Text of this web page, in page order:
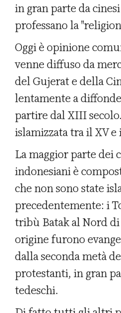
in gran parte da
professano la
Oggi è opinione
venne diffuso da
del Gujerat e della
lentamente a
partire dal XIII
islamizzata tra il XV
La maggior parte dei
indonesiani è
che non sono state
precedentemente: i
tribù Batak al Nord
origine furono
dalla seconda metà
protestanti, in gran
tedeschi.